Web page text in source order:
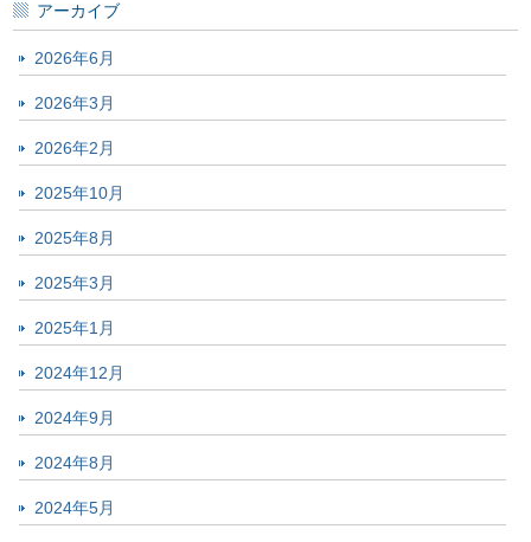
アーカイブ
2026年6月
2026年3月
2026年2月
2025年10月
2025年8月
2025年3月
2025年1月
2024年12月
2024年9月
2024年8月
2024年5月